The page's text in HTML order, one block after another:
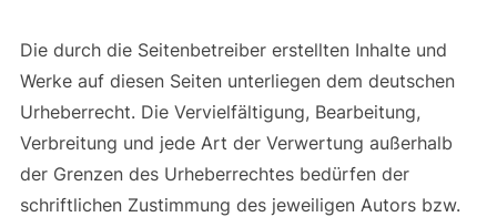
Die durch die Seitenbetreiber erstellten Inhalte und
Werke auf diesen Seiten unterliegen dem deutschen
Urheberrecht. Die Vervielfältigung, Bearbeitung,
Verbreitung und jede Art der Verwertung außerhalb
der Grenzen des Urheberrechtes bedürfen der
schriftlichen Zustimmung des jeweiligen Autors bzw.